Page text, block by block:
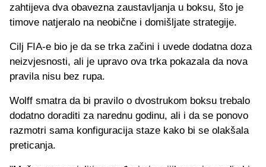
zahtijeva dva obavezna zaustavljanja u boksu, što je
timove natjeralo na neobične i domišljate strategije.
Cilj FIA-e bio je da se trka začini i uvede dodatna doza
neizvjesnosti, ali je upravo ova trka pokazala da nova
pravila nisu bez rupa.
Wolff smatra da bi pravilo o dvostrukom boksu trebalo
dodatno doraditi za narednu godinu, ali i da se ponovo
razmotri sama konfiguracija staze kako bi se olakšala
preticanja.